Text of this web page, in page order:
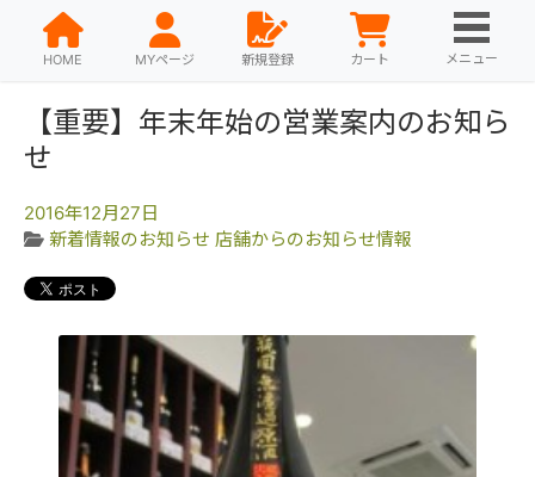
HOME MYページ 新規登録 カート メニュー
【重要】年末年始の営業案内のお知ら
せ
2016年12月27日
新着情報のお知らせ 店舗からのお知らせ情報